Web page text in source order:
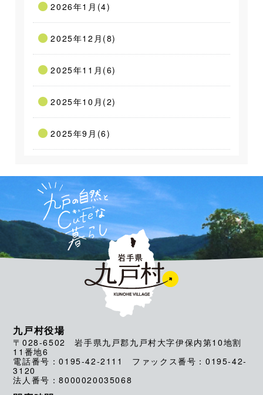
2026年1月(4)
2025年12月(8)
2025年11月(6)
2025年10月(2)
2025年9月(6)
九戸村役場
〒028-6502 岩手県九戸郡九戸村大字伊保内第10地割
11番地6
電話番号：0195-42-2111 ファックス番号：0195-42-
3120
法人番号：8000020035068